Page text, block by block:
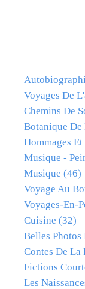
Voyages De
Chemins De
Botanique
Hommages Et
Musique -
Musique (46)
Voyage Au
Voyages-En-
Cuisine (32)
Belles Photos
Contes De
Fictions
Les